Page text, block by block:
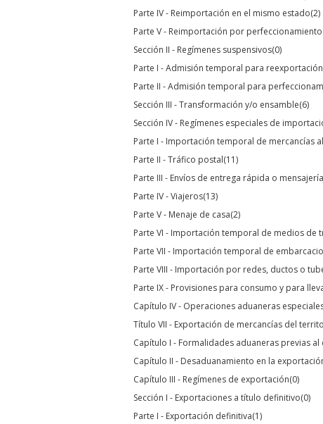
Parte IV - Reimportación en el mismo estado(2)
Parte V - Reimportación por
Sección II - Regímenes suspensivos(0)
Parte I - Admisión temporal para
Parte II - Admisión temporal para
Sección III - Transformación y/o ensamble(6)
Sección IV - Regímenes especiales de
Parte I - Importación temporal de mercancías
Parte II - Tráfico postal(11)
Parte III - Envíos de entrega rápida o
Parte IV - Viajeros(13)
Parte V - Menaje de casa(2)
Parte VI - Importación temporal de medios de
Parte VII - Importación temporal de
Parte VIII - Importación por redes, ductos o
Parte IX - Provisiones para consumo y para
Capítulo IV - Operaciones aduaneras
Título VII - Exportación de mercancías del
Capítulo I - Formalidades aduaneras previas
Capítulo II - Desaduanamiento en la
Capítulo III - Regímenes de exportación(0)
Sección I - Exportaciones a título definitivo(0)
Parte I - Exportación definitiva(1)